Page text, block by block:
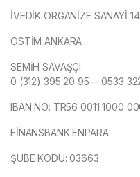
İVEDİK ORGANİZE SANAYİ
OSTİM ANKARA
SEMİH SAVAŞÇI
0 (312) 395 20 95— 0533
IBAN NO: TR56 0011 1000
FİNANSBANK ENPARA
ŞUBE KODU: 03663